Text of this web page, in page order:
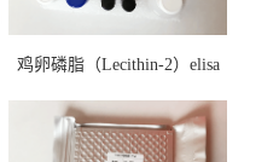
鸡卵磷脂（Lecithin-2）elisa